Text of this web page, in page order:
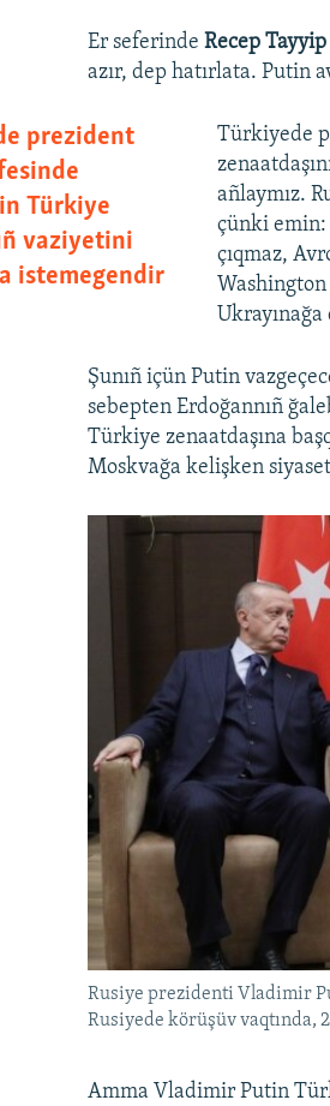
Er seferindeRecep
azır, dep hatırlata. Putin
prezident
Türkiye
vaziyetini
istemegendir
Türkiyede
añlaymız.
çünki emin:
çıqmaz,
Washington
Şunıñ içün Putin
sebepten Erdoğannıñ
Türkiye zenaatdaşına
Moskvağa kelişken
Rusiye prezidenti Vladimir
Rusiyede körüşüv vaqtında,
Amma Vladimir Putin